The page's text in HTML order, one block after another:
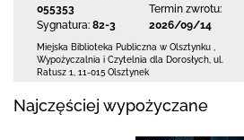
055353
Sygnatura: 82-3
Termin zwrotu:
2026/09/14
Miejska Biblioteka Publiczna w Olsztynku
Wypożyczalnia i Czytelnia dla Dorosłych, ul.
Ratusz 1
11-015 Olsztynek
Najczęściej wypożyczane